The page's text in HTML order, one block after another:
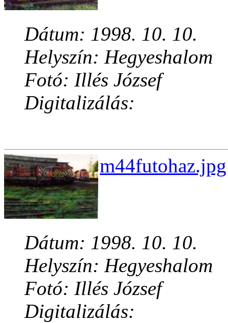
Dátum: 1998. 10. 10.
Helyszín: Hegyeshalom
Fotó: Illés József
Digitalizálás:
Dátum: 1998. 10. 10.
Helyszín: Hegyeshalom
Fotó: Illés József
Digitalizálás: